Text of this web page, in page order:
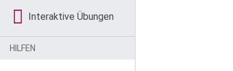
Interaktive Übungen
HILFEN